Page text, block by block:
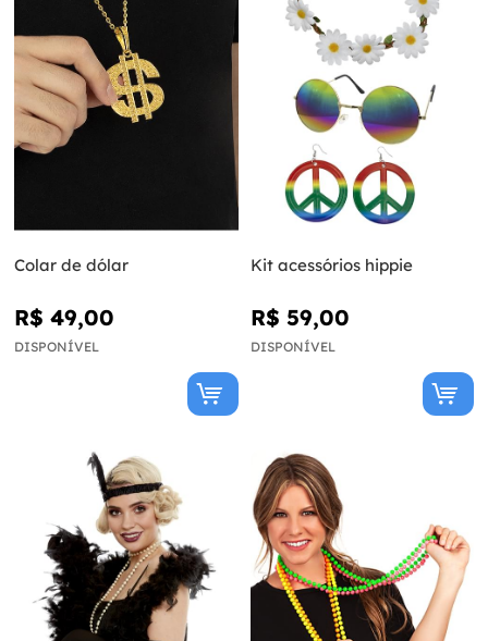
Colar de dólar
R$ 49,00
DISPONÍVEL
Kit acessórios hippie
R$ 59,00
DISPONÍVEL